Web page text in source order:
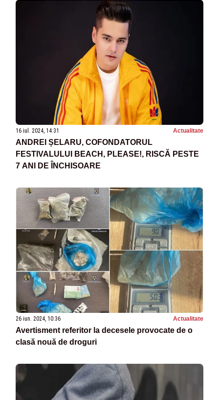
16 iul. 2024, 14:31 Actualitate
ANDREI ȘELARU, COFONDATORUL
FESTIVALULUI BEACH, PLEASE!, RISCĂ PESTE
7 ANI DE ÎNCHISOARE
26 iun. 2024, 10:36 Actualitate
Avertisment referitor la decesele provocate de o
clasă nouă de droguri